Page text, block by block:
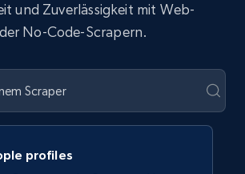
und Zuverlässigkeit mit Web-
No-Code-Scrapern.
profiles